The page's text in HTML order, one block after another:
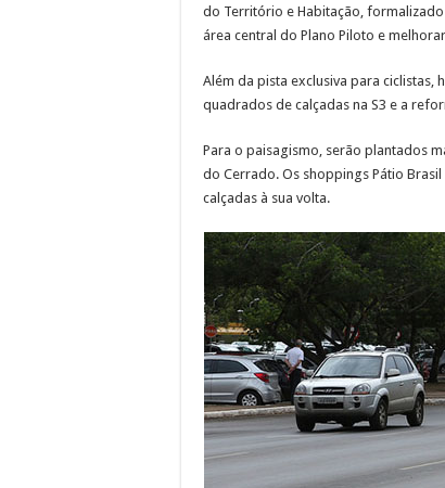
do Território e Habitação,
área central do Plano Piloto e
Além da pista exclusiva para ciclistas,
quadrados de calçadas na S3 e a
Para o paisagismo, serão plantados
do Cerrado. Os shoppings Pátio
calçadas à sua volta.